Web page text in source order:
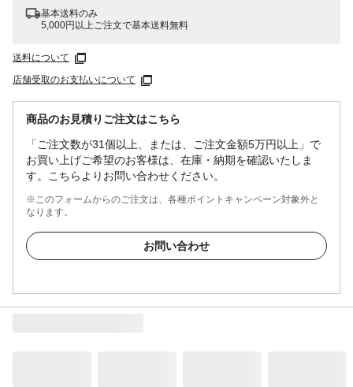
基本送料のみ
5,000円以上ご注文で基本送料無料
送料について
店舗受取のお支払いについて
商品のお見積りご注文はこちら
「ご注文数が31個以上、または、ご注文金額5万円以上」で
お買い上げご希望のお客様は、在庫・納期を確認いたしま
す。こちらよりお問い合わせください。
※このフォームからのご注文は、各種ポイントキャンペーン対象外と
なります。
お問い合わせ